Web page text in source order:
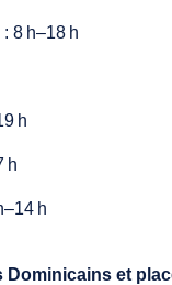
8 h–18 h
h
h
h
Dominicains et